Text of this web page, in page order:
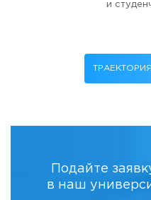
и
Подайте
в наш